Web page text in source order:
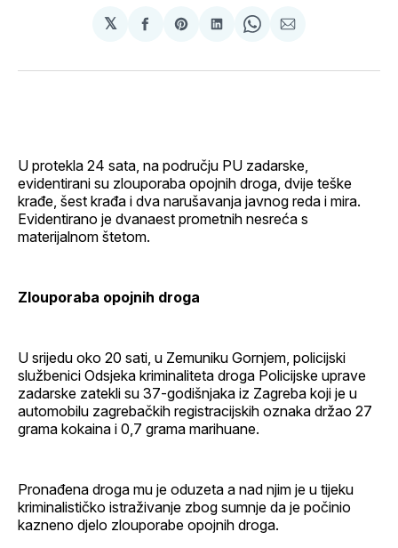
𝕏
podijeliSharepodijeliSharepodijeli
U protekla 24 sata, na području PU zadarske,
evidentirani su zlouporaba opojnih droga, dvije teške
krađe, šest krađa i dva narušavanja javnog reda i mira.
Evidentirano je dvanaest prometnih nesreća s
materijalnom štetom.
Zlouporaba opojnih droga
U srijedu oko 20 sati, u Zemuniku Gornjem, policijski
službenici Odsjeka kriminaliteta droga Policijske uprave
zadarske zatekli su 37-godišnjaka iz Zagreba koji je u
automobilu zagrebačkih registracijskih oznaka držao 27
grama kokaina i 0,7 grama marihuane.
Pronađena droga mu je oduzeta a nad njim je u tijeku
kriminalističko istraživanje zbog sumnje da je počinio
kazneno djelo zlouporabe opojnih droga.